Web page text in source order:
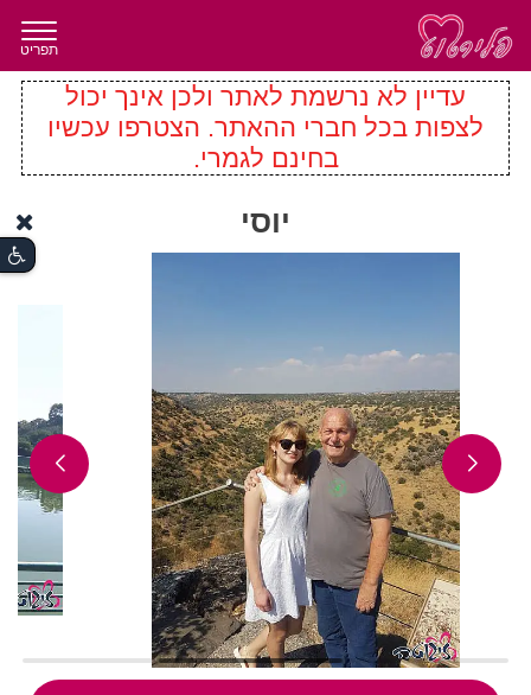
תפריט
עדיין לא נרשמת לאתר ולכן אינך יכול
לצפות בכל חברי ההאתר. הצטרפו עכשיו
בחינם לגמרי.
יוסי